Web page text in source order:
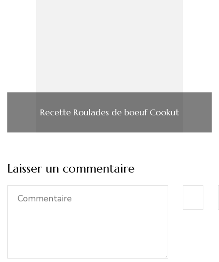
Recette Roulades de boeuf Cookut
Laisser un commentaire